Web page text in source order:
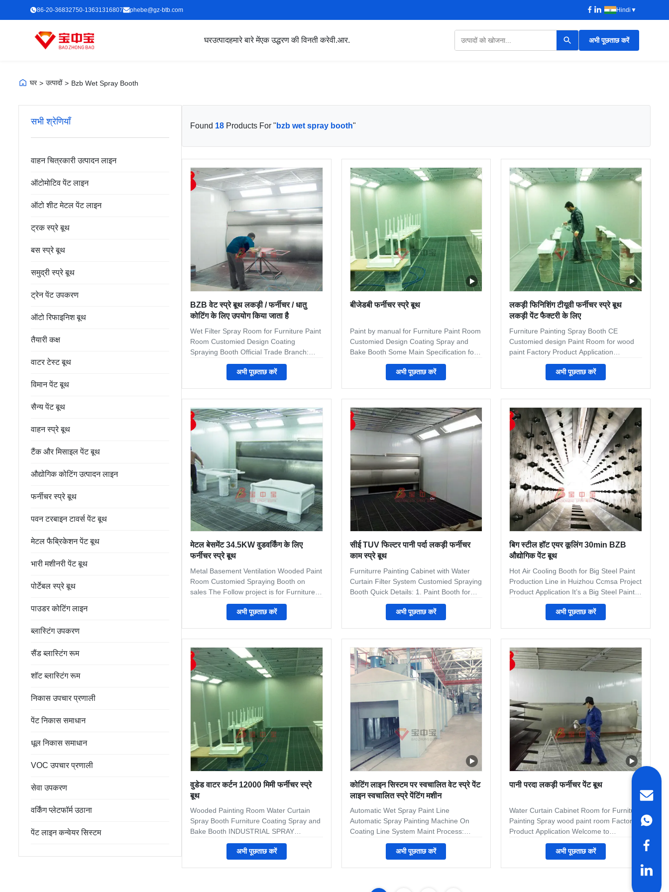
86-20-36832750-13631316807 phebe@gz-btb.com Hindi ▼
घरउत्पादहमारे बारे मेंएक उद्धरण की विनती करेवी.आर. अभी पूछताछ करें
घर > उत्पादों > Bzb Wet Spray Booth
सभी श्रेणियाँ
वाहन चित्रकारी उत्पादन लाइन
ऑटोमोटिव पेंट लाइन
ऑटो शीट मेटल पेंट लाइन
ट्रक स्प्रे बूथ
बस स्प्रे बूथ
समुद्री स्प्रे बूथ
ट्रेन पेंट उपकरण
ऑटो रिफाइनिश बूथ
तैयारी कक्ष
वाटर टेस्ट बूथ
विमान पेंट बूथ
सैन्य पेंट बूथ
वाहन स्प्रे बूथ
टैंक और मिसाइल पेंट बूथ
औद्योगिक कोटिंग उत्पादन लाइन
फर्नीचर स्प्रे बूथ
पवन टरबाइन टावर्स पेंट बूथ
मेटल फैब्रिकेशन पेंट बूथ
भारी मशीनरी पेंट बूथ
पोर्टेबल स्प्रे बूथ
पाउडर कोटिंग लाइन
ब्लास्टिंग उपकरण
सैंड ब्लास्टिंग रूम
शॉट ब्लास्टिंग रूम
निकास उपचार प्रणाली
पेंट निकास समाधान
धूल निकास समाधान
VOC उपचार प्रणाली
सेवा उपकरण
वर्किंग प्लेटफॉर्म उठाना
पेंट लाइन कन्वेयर सिस्टम
Found 18 Products For " bzb wet spray booth"
BZB वेट स्प्रे बूथ लकड़ी / फर्नीचर / धातु
कोटिंग के लिए उपयोग किया जाता है
Wet Filter Spray Room for Furniture Paint
Room Customied Design Coating
Spraying Booth Official Trade Branch:
Guangzhou Shinely Import and Export
Trade Co., Ltd, which was set up in 2013.
more than 30 staff, including sales team,
technical team, financial team, Oversea
installation and after service team. Except
sale our own product, We also provide
quality
अभी पूछताछ करें
बीजेडबी फर्नीचर स्प्रे बूथ
Paint by manual for Furniture Paint Room
Customied Design Coating Spray and
Bake Booth Some Main Specification for
reference Inner dimension
12000×4500×4000 mm(L×W×H) External
return. Single row trench size: 10000×840
mm(L×W). The trenches are covered by
galvanized steel grids. Main door 1set,
Single open door, three door leafs,
Dimension:3300×3900 mm(W×H), with
aluminum
अभी पूछताछ करें
लकड़ी फिनिशिंग टीयूवी फर्नीचर स्प्रे बूथ
लकड़ी पेंट फैक्टरी के लिए
Furniture Painting Spray Booth CE
Customied design Paint Room for wood
paint Factory Product Application
Welcome to Jingzhongjing Group,we
have two factories to produce the spray
Specification for reference Inner
dimension 12000×4500×4000
mm(L×W×H) External dimension
12146×6096×4600 mm(L×W×H) Air
return style Full down craft. 2 rows trench
on the floor for air return
अभी पूछताछ करें
मेटल बेसमेंट 34.5KW वुडवर्किंग के लिए
फर्नीचर स्प्रे बूथ
Metal Basement Ventilation Wooded Paint
Room Customied Spraying Booth on
sales The Follow project is for Furniture
paint booth in Middle East.We accept
different kind of customied painting
equipment.Attached follow standard
different kind of wooded workpieces. 2.
The exhaust system can be dry filter or
water curtain filter system. 3. Acceipt
diferent kind of customied design
according require at
अभी पूछताछ करें
सीई TUV फिल्टर पानी पर्दा लकड़ी फर्नीचर
काम स्प्रे बूथ
Furniturre Painting Cabinet with Water
Curtain Filter System Customied Spraying
Booth Quick Details: 1. Paint Booth for
furniturer,suitable for different kind of
wooded workpieces. 2. The exhaust
system can be dry filter or water curtain
site Some Main Specification for
reference Inner dimension
12000×4500×4000 mm(L×W×H) External
dimension 12146×6096×4600
mm(L×W×H) Air return style Full down
अभी पूछताछ करें
बिग स्टील हॉट एयर कूलिंग 30min BZB
औद्योगिक पेंट बूथ
Hot Air Cooling Booth for Big Steel Paint
Production Line in Huizhou Ccmsa Project
Product Application It’s a Big Steel Paint
producing line.Automatic paint line
inclduing clear,sanding,painting and
baking. One of the best techniques for
corrosion layer and an organic paint layer
is applied after cleaning is done. This
layer can be used as a final coat in
specific applications, but in most cases, it
अभी पूछताछ करें
वुडेड वाटर कर्टन 12000 मिमी फर्नीचर स्प्रे
बूथ
Wooded Painting Room Water Curtain
Spray Booth Furniture Coating Spray and
Bake Booth​ INDUSTRIAL SPRAY
BOOTHSA large range of custom
designed booths for furniture,
अभी पूछताछ करें
कोटिंग लाइन सिस्टम पर स्वचालित वेट स्प्रे पेंट
लाइन स्वचालित स्प्रे पेंटिंग मशीन
Automatic Wet Spray Paint Line
Automatic Spray Painting Machine On
Coating Line System Maint Process:
workpiece paint pre-treatment--cathodic
electrodeposition primer coating-- PVC
अभी पूछताछ करें
पानी परदा लकड़ी फर्नीचर पेंट बूथ
Water Curtain Cabinet Room for Furniture
Painting Spray wood paint room Factory
Product Application Welcome to
Jingzhongjing Group,we have two
factories to produce the spray booth for
requirement. Some Main Specification for
अभी पूछताछ करें